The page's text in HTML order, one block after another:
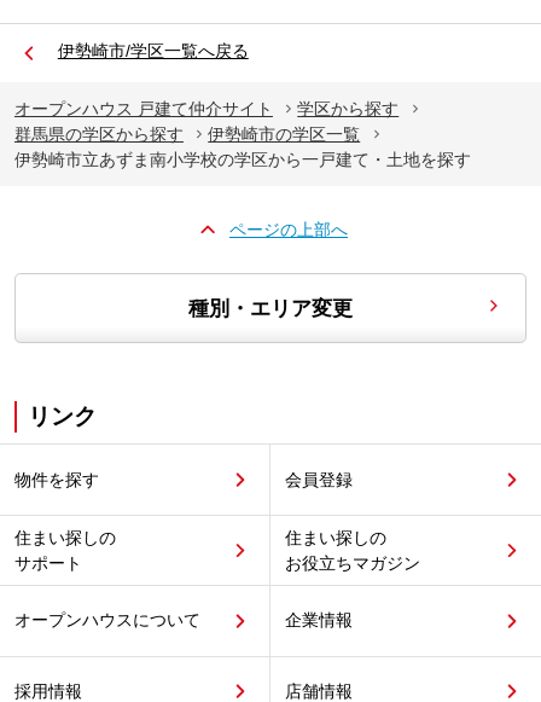
伊勢崎市/学区一覧へ戻る
オープンハウス 戸建て仲介サイト
学区から探す
群馬県の学区から探す
伊勢崎市の学区一覧
伊勢崎市立あずま南小学校の学区から一戸建て・土地を探す
ページの上部へ
種別・エリア変更
リンク
物件を探す 会員登録
住まい探しの
サポート
住まい探しの
お役立ちマガジン
オープンハウスについて 企業情報
採用情報 店舗情報